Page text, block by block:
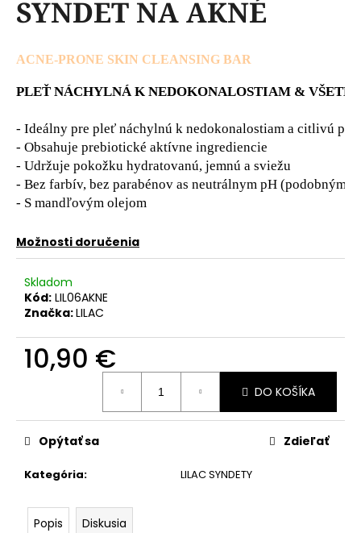
SYNDET NA AKNÉ
ACNE-PRONE SKIN CLEANSING BAR
PLEŤ NÁCHYLNÁ K NEDOKONALOSTIAM &
- Ideálny pre pleť náchylnú k nedokonalostiam a citlivú pleť
- Obsahuje prebiotické aktívne ingrediencie
- Udržuje pokožku hydratovanú, jemnú a sviežu
- Bez farbív, bez parabénov as neutrálnym pH (podobným
- S mandľovým olejom
Možnosti doručenia
Skladom
Kód: LIL06AKNE
Značka:LILAC
10,90 €
DO KOŠÍKA
Kategória: LILAC SYNDETY
Opýtať sa Zdieľať
Popis Diskusia
á
s
ť
?
HĽADAŤ
O
d
p
o
ú
e
BEAUTY
93,52